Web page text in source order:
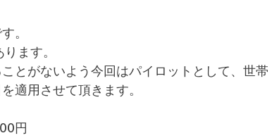
。
ます。
とがないよう今回はパイロットとして、世帯
適用させて頂きます。
円